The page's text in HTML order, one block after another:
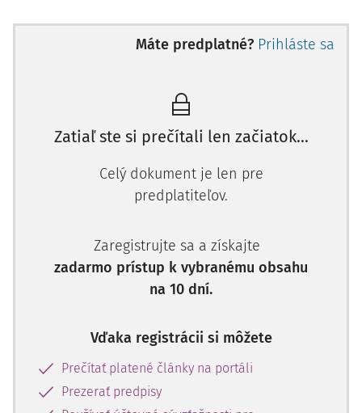
ako už bolo uvedené, spája so zánikom daňovej
povinnosti, tej daňovej povinnosti, ktorá samozrejme
Pre priblíženie je vhodné uviesť, že daňová povinnosť
došlo k splneniu kritérií "nastavených" zákonom o dani z
platí, že vozidlo sa stáva predmetom dane vtedy, ak sú
súčasne splnené nasledovné podmienky uvedené v
vozidlo, patrí do kategórie vozidiel uvedených v
(kategóriami vozidiel, ktoré podliehajú zdaneniu sú
kategórie L, M, N a O),
pridelené evidenčné číslo Slovenskej republiky)
Podnikanie (pojem zavedený ako skratka v
motorových vozidiel) je spojené s odkazom na
Máte predplatné? Prihláste sa
Zatiaľ ste si prečítali len začiatok...
Celý dokument je len pre
predplatiteľov.
Zaregistrujte sa a získajte
zadarmo prístup k vybranému obsahu
na 10 dní.
Vďaka registrácii si môžete
Prečítať platené články na portáli
Prezerať predpisy